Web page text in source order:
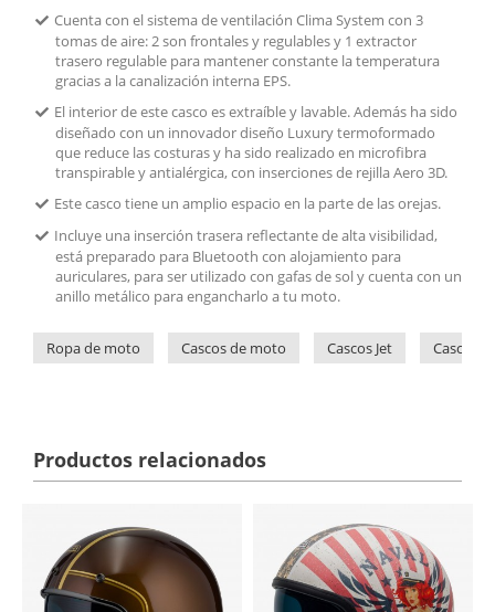
Cuenta con el sistema de ventilación Clima System con 3
tomas de aire: 2 son frontales y regulables y 1 extractor
trasero regulable para mantener constante la temperatura
gracias a la canalización interna EPS.
El interior de este casco es extraíble y lavable. Además ha sido
diseñado con un innovador diseño Luxury termoformado
que reduce las costuras y ha sido realizado en microfibra
transpirable y antialérgica, con inserciones de rejilla Aero 3D.
Este casco tiene un amplio espacio en la parte de las orejas.
Incluye una inserción trasera reflectante de alta visibilidad,
está preparado para Bluetooth con alojamiento para
auriculares, para ser utilizado con gafas de sol y cuenta con un
anillo metálico para engancharlo a tu moto.
Ropa de moto Cascos de moto Cascos Jet Cascos
Productos relacionados